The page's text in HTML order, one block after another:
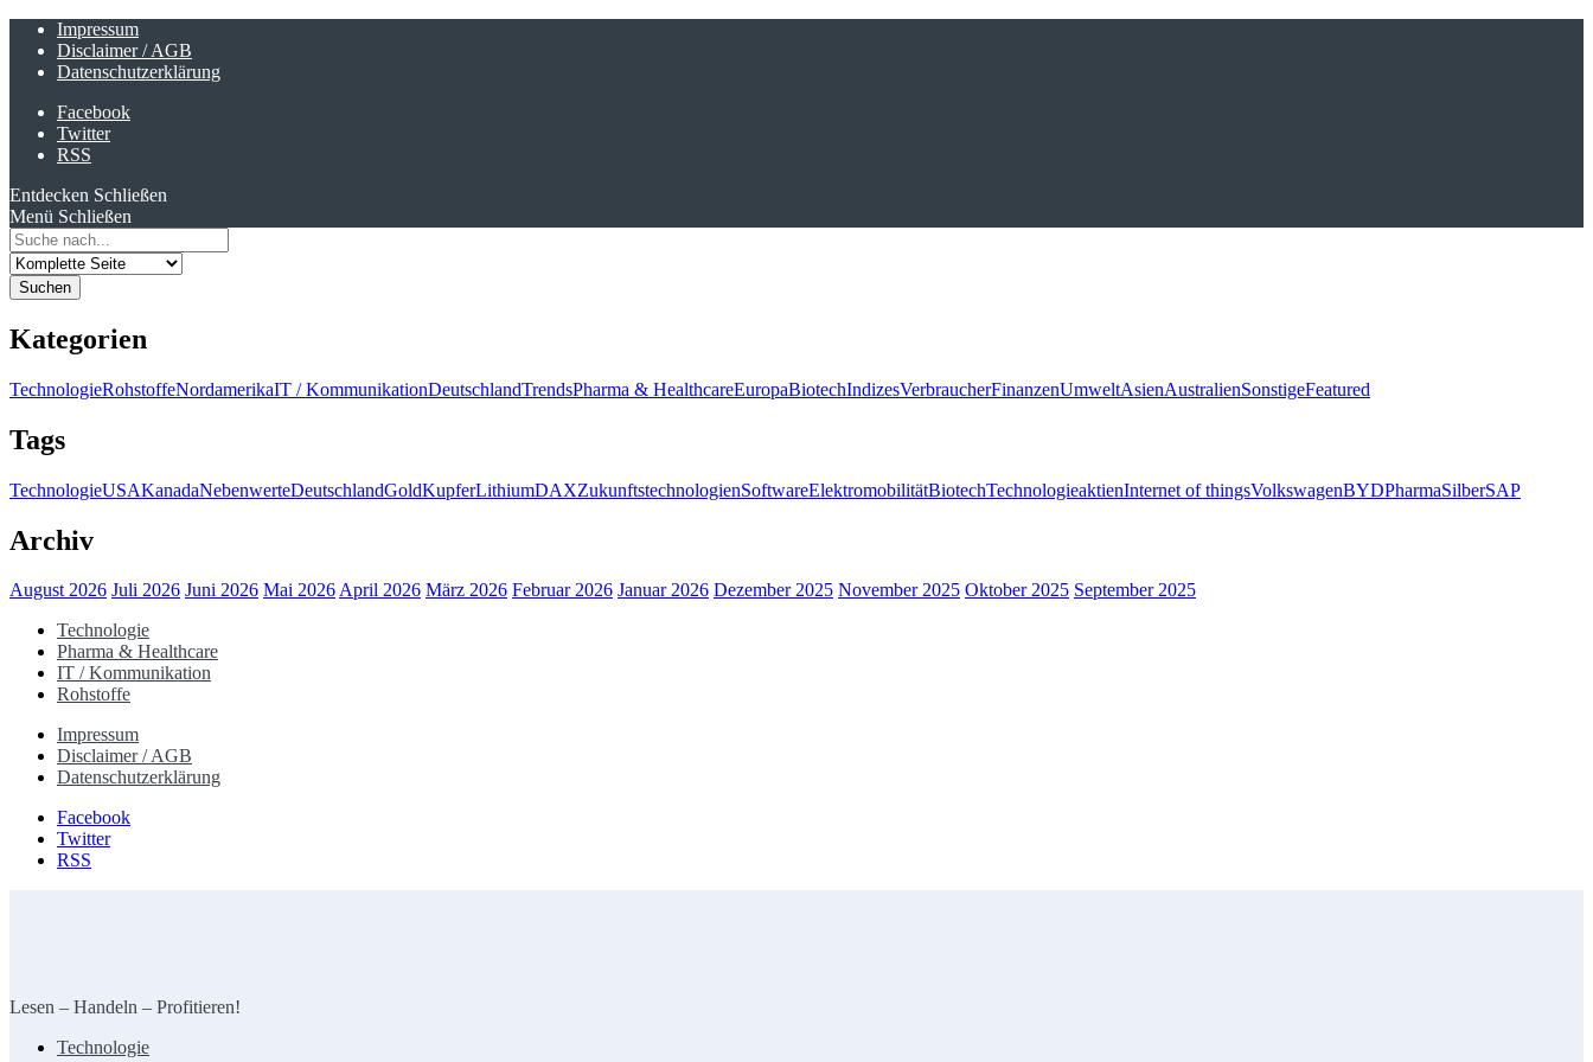
Impressum
Disclaimer / AGB
Datenschutzerklärung
Facebook
Twitter
RSS
Entdecken Schließen
Menü Schließen
Search
for:
Kategorien
TechnologieRohstoffeNordamerikaIT / KommunikationDeutschlandTrendsPharma & HealthcareEuropaBiotechIndizesVerbraucherFinanzenUmweltAsienAustralienSonstigeFeatured
Tags
TechnologieUSAKanadaNebenwerteDeutschlandGoldKupferLithiumDAXZukunftstechnologienSoftwareElektromobilitätBiotechTechnologieaktienInternet of thingsVolkswagenBYDPharmaSilberSAP
Archiv
August 2026 Juli 2026 Juni 2026 Mai 2026April 2026 März 2026 Februar 2026 Januar 2026 Dezember 2025 November 2025 Oktober 2025 September 2025
Technologie
Pharma & Healthcare
IT / Kommunikation
Rohstoffe
Impressum
Disclaimer / AGB
Datenschutzerklärung
Facebook
Twitter
RSS
Lesen – Handeln – Profitieren!
Technologie